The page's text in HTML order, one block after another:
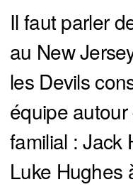
Il faut parler
au New
les Devils
équipe autour
familial : Jack
Luke